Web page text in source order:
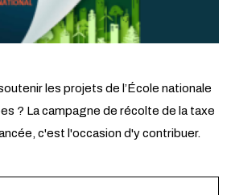
les projets de l’École nationale
? La campagne de récolte de la taxe
c'est l'occasion d'y contribuer.